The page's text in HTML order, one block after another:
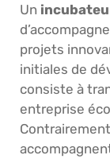
Un
projets
initiales de
consiste à
entreprise